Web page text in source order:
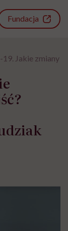
Fundacja
Jakie zmiany